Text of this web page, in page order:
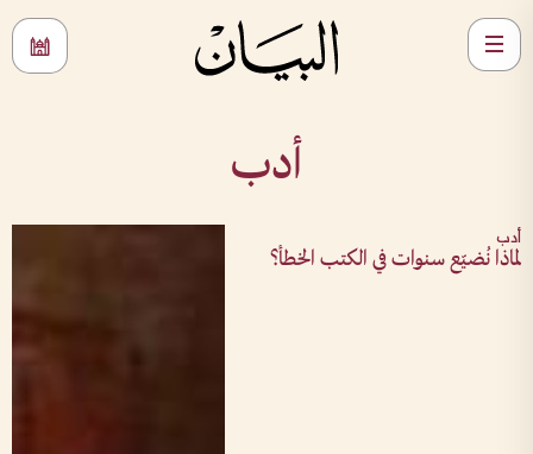
أدب
أدب
لماذا نُضيّع سنوات في الكتب الخطأ؟